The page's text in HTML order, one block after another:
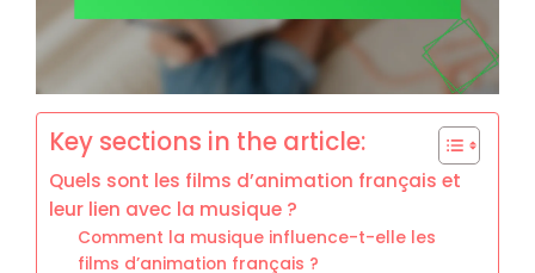
Key sections in the article:
Quels sont les films d’animation français et
leur lien avec la musique ?
Comment la musique influence-t-elle les
films d’animation français ?